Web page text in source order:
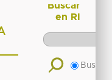
Buscar
en RI
Buscar